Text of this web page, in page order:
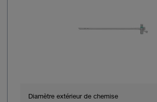
Diamètre extérieur de chemise